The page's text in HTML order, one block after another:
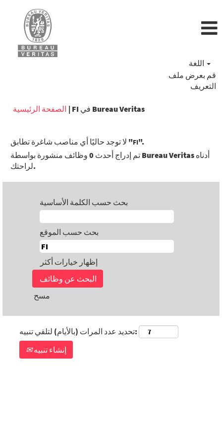
قم بعرض ملف
التعريف
الصفحة الرئيسية | FI في Bureau Veritas(الصفحة
لا توجد حاليًا أي مناصب شاغرة تطابق "FI".
تم إدراج أحدث 0 وظائف منشورة بواسطة Bureau Veritas أدناه
لراحتك.
بحث حسب الكلمة الأساسية
بحث حسب الموقع
إظهار خيارات أكثر
مسح
تحديد عدد المرات (بالأيام) لتلقي تنبيه:
إنشاء تنبيه